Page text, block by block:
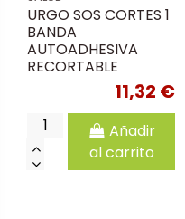
URGO SOS CORTES 1
BANDA
AUTOADHESIVA
RECORTABLE
11,32 €
Añadir
al carrito